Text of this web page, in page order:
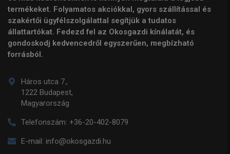
termékeket. Folyamatos akciókkal, gyors szállítással és
szakértői ügyfélszolgálattal segítjük a tudatos
állattartókat. Fedezd fel az Okosgazdi kínálatát, és
gondoskodj kedvencedről egyszerűen, megbízható
forrásból.
Háros utca 7.,
1222 Budapest,
Magyarország
Telefonszám: +36-20-402-8079
E-mail: info@okosgazdi.hu